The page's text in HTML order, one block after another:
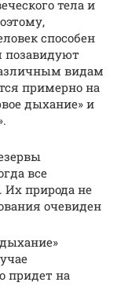
тела и
способен
позавидуют
видам
примерно на
дыхание» и
все
природа не
очевиден
придет на